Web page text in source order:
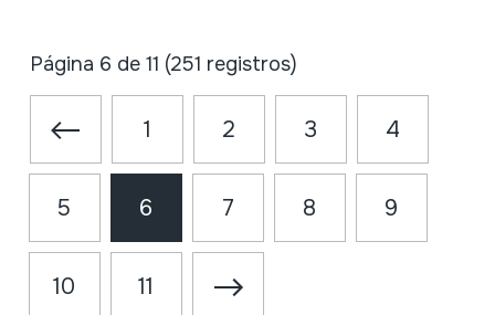
Página 6 de 11 (251 registros)
1 2 3 4
5 6 7 8 9
10 11